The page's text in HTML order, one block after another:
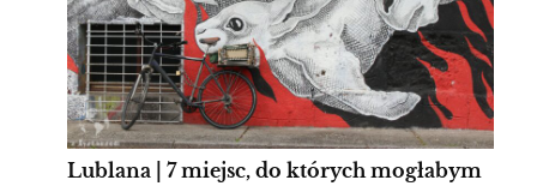
Lublana | 7 miejsc, do których mogłabym